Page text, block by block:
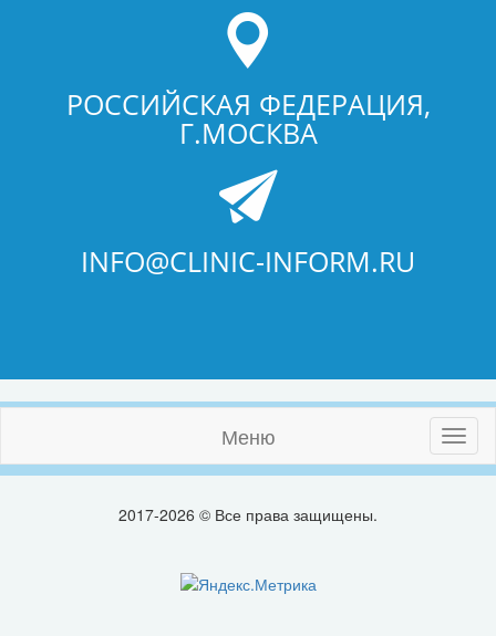
РОССИЙСКАЯ ФЕДЕРАЦИЯ,
Г.МОСКВА
INFO@CLINIC-INFORM.RU
Меню
2017-2026 © Все права защищены.